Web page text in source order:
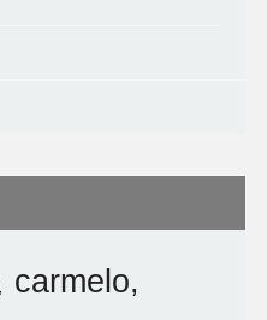
carmelo